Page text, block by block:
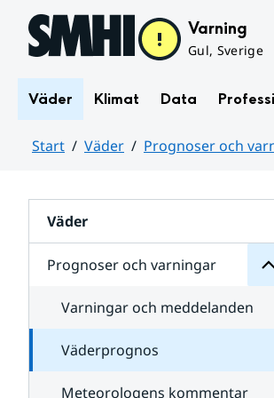
Hoppa till sidans innehåll Varning
Gul, Sverige
Väder Klimat Data
Start Väder Prognoser och
Väder
Prognoser och varningar
Varningar och meddelanden
Väderprognos
Meteorologens kommentar